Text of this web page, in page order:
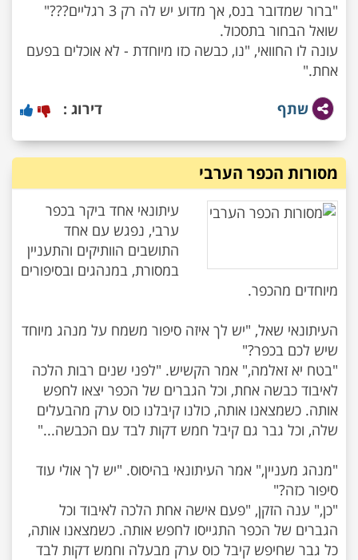
"ברור שמדובר בנס, אך מדוע יש לה רק 3 רגליים???"
עונה לו החוואי, "נו, כבשה כזו מיוחדת - לא אוכלים בפעם
אחת."
שתף
דירוג :
מסורות הכפר הערבי
עיתונאי אחד ביקר בכפר
ערבי, נפגש עם אחד
התושבים הוותיקים והתעניין
במסורת, במנהגים ובסיפורים
העיתונאי שאל, "יש לך איזה סיפור משמח על מנהג מיוחד
"בטח יא זאלמה," אמר הקשיש. "לפני שנים רבות הלכה
לאיבוד כבשה אחת, וכל הגברים של הכפר יצאו לחפש
אותה. כשמצאנו אותה, כולנו קיבלנו כוס ערק מהבעלים
"מנהג מעניין," אמר העיתונאי בהיסוס. "יש לך אולי עוד
"כן," ענה הזקן, "פעם אישה אחת הלכה לאיבוד וכל
הגברים של הכפר התגייסו לחפש אותה. כשמצאנו אותה,
כל גבר שחיפש קיבל כוס ערק מבעלה וחמש דקות לבד